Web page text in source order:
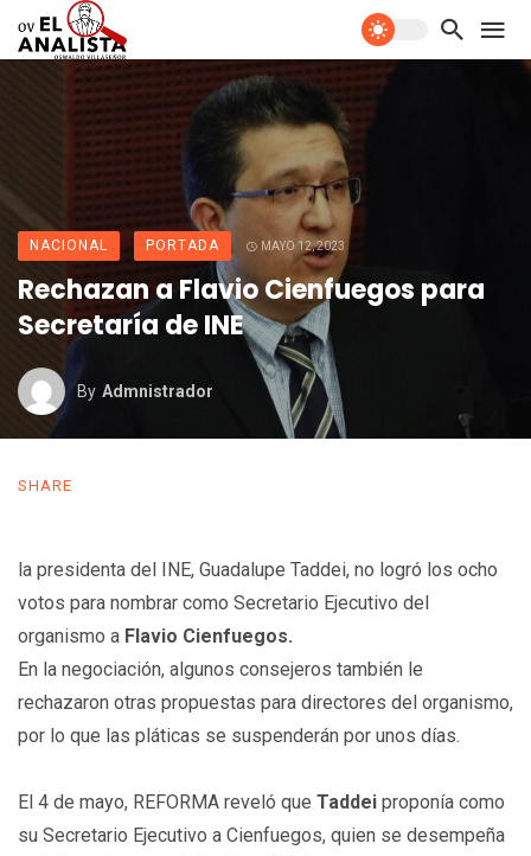
NACIONAL PORTADA MAYO 12, 2023
Rechazan a Flavio Cienfuegos para
Secretaría de INE
By Admnistrador
SHARE
la presidenta del INE, Guadalupe Taddei, no logró los ocho
votos para nombrar como Secretario Ejecutivo del
organismo a Flavio Cienfuegos.
En la negociación, algunos consejeros también le
rechazaron otras propuestas para directores del organismo,
por lo que las pláticas se suspenderán por unos días.
El 4 de mayo, REFORMA reveló que Taddei proponía como
su Secretario Ejecutivo a Cienfuegos, quien se desempeña